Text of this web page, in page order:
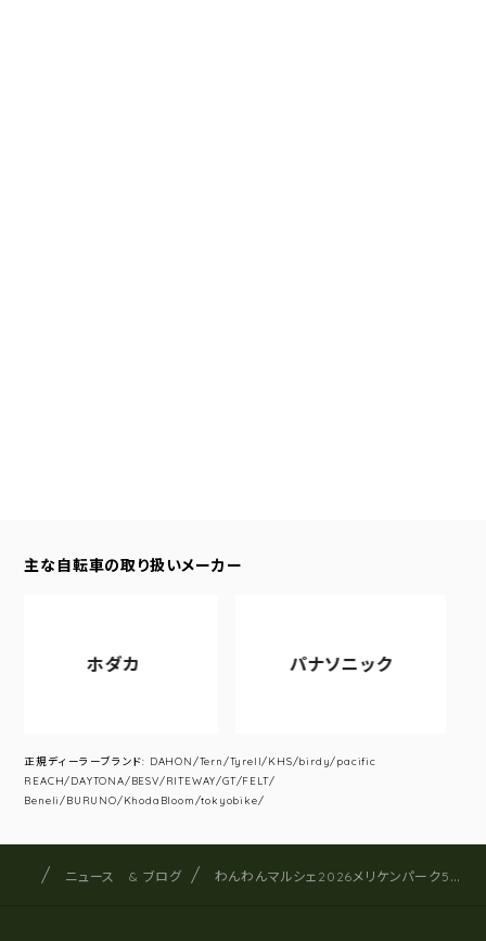
主な自転車の取り扱いメーカー
ホダカ パナソニック
正規ディーラーブランド: DAHON/Tern/Tyrell/KHS/birdy/pacific
REACH/DAYTONA/BESV/RITEWAY/GT/FELT/
Beneli/BURUNO/KhodaBloom/tokyobike/
サイト内の現在地
サイクルショップナカゴヤ
ニュース & ブログ わんわんマルシェ2026メリケンパーク5/2に来てくれたワンちゃん達。ありがとうございました。